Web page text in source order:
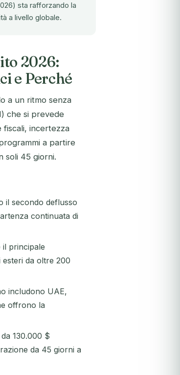
sta rafforzando la
a livello globale.
2026:
e Perché
a un ritmo senza
che si prevede
fiscali, incertezza
a partire
soli 45 giorni.
il secondo deflusso
continuata di
il principale
esteri da oltre 200
includono UAE,
offrono la
130.000 $
da 45 giorni a